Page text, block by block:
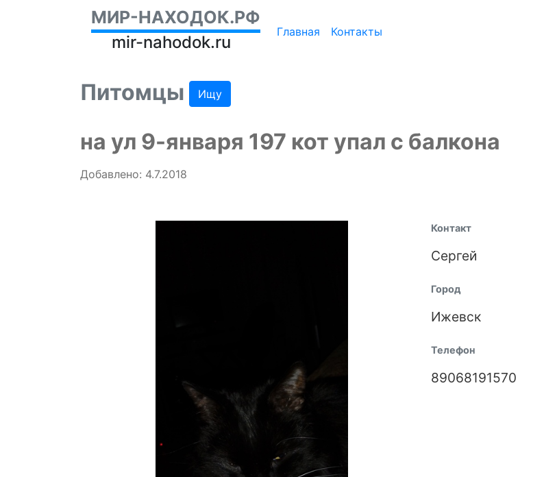
МИР-НАХОДОК.РФ
mir-nahodok.ru
Главная Контакты
Питомцы Ищу
на ул 9-января 197 кот упал с балкона
Добавлено: 4.7.2018
Контакт
Сергей
Город
Ижевск
Телефон
89068191570